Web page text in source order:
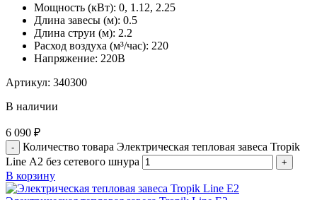
Мощность (кВт): 0, 1.12, 2.25
Длина завесы (м): 0.5
Длина струи (м): 2.2
Расход воздуха (м³/час): 220
Напряжение: 220В
Артикул: 340300
В наличии
6 090 ₽
Количество товара Электрическая тепловая завеса Tropik
Line А2 без сетевого шнура
В корзину